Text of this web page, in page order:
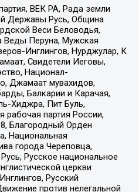
ВЕК РА, Рада земли
Державы Русь, Община
Веси Беловодья,
Веды Перуна, Мужская
Инглингов, Нурджулар, К
Свидетели Иеговы,
Национал-
Джамаат мувахидов,
Балкарии и Карачая,
Хиджра, Пит Буль,
рабочая партия России,
Благородный Орден
Национальная
города Череповца,
Русское национальное
церкви
Русский
против нелегальной